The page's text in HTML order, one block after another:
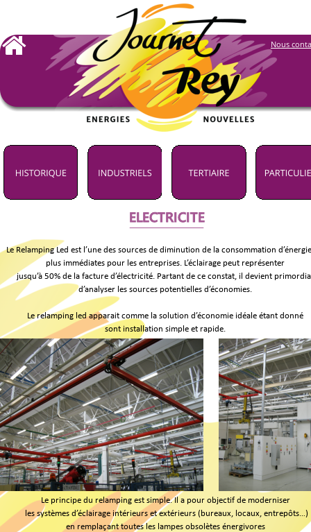
Nous
ELECTRICITE
Le Relamping Led est l’une des sources de diminution de la consommation
plus immédiates pour les entreprises. L’éclairage peut représenter
jusqu’à 50% de la facture d’électricité. Partant de ce constat, il devient
d’analyser les sources potentielles d’économies.
Le relamping led apparait comme la solution d’économie idéale étant donné
sont installation simple et rapide.
Le principe du relamping est simple. Il a pour objectif de moderniser
les systèmes d’éclairage intérieurs et extérieurs (bureaux, locaux, entrepôts…)
en remplaçant toutes les lampes obsolètes énergivores